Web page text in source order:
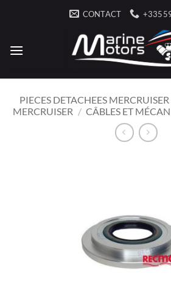
CONTACT
PIECES DETACHEES MERCRUISER
MERCRUISER / CÂBLES ET